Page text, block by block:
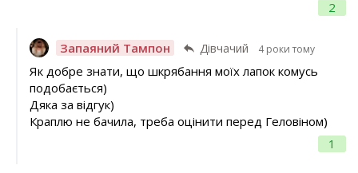
2
Запаяний Тампон Дівчачий 4 роки тому
1
Як добре знати, що шкрябання моїх лапок комусь
подобається)
Дяка за відгук)
Краплю не бачила, треба оцінити перед Геловіном)